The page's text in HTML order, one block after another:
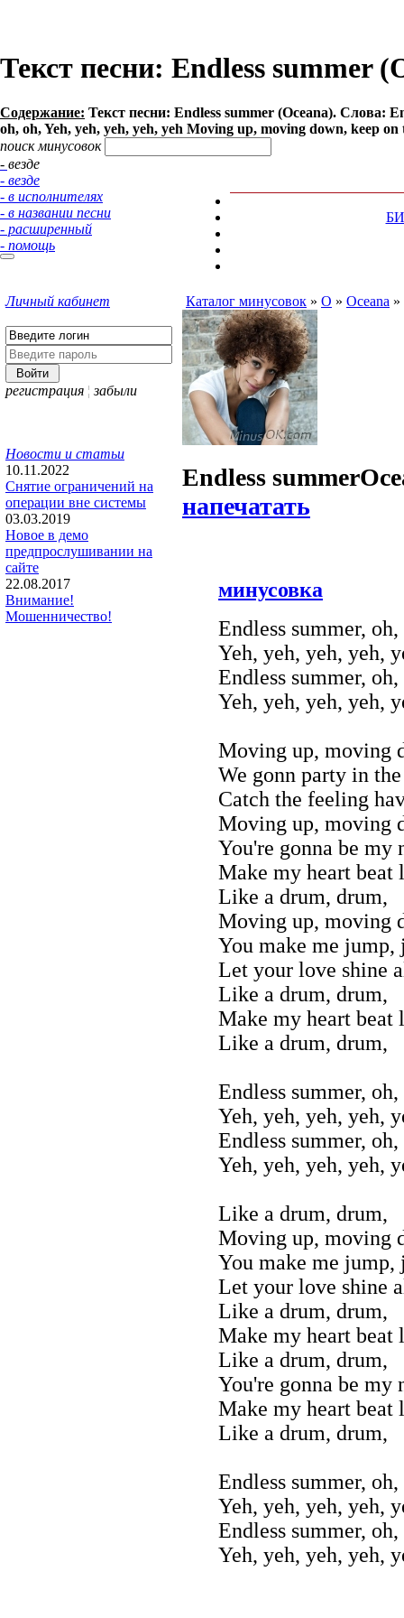
Текст песни: Endless summer
Содержание: Текст песни: Endless summer (Oceana). Слова:
oh, oh, Yeh, yeh, yeh, yeh, yeh Moving up, moving down, keep
поиск минусовок
- везде
- везде
- в исполнителях
- в названии песни
- расширенный
- помощь
Личный кабинет
регистрация ¦ забыли
Новости и статьи
10.11.2022
Снятие ограничений на
операции вне системы
03.03.2019
Новое в демо
предпрослушивании на
сайте
22.08.2017
Внимание!
Мошенничество!
Каталог минусовок » O » Oceana »
Endless summer
напечатать
минусовка
Endless summer,
Yeh, yeh, yeh, yeh,
Endless summer,
Yeh, yeh, yeh, yeh,
Moving up, moving
We gonn party in
Catch the feeling
Moving up, moving
You're gonna be my
Make my heart beat
Like a drum, drum,
Moving up, moving
You make me jump,
Let your love shine
Like a drum, drum,
Make my heart beat
Like a drum, drum,
Endless summer,
Yeh, yeh, yeh, yeh,
Endless summer,
Yeh, yeh, yeh, yeh,
Like a drum, drum,
Moving up, moving
You make me jump,
Let your love shine
Like a drum, drum,
Make my heart beat
Like a drum, drum,
You're gonna be my
Make my heart beat
Like a drum, drum,
Endless summer,
Yeh, yeh, yeh, yeh,
Endless summer,
Yeh, yeh, yeh, yeh,